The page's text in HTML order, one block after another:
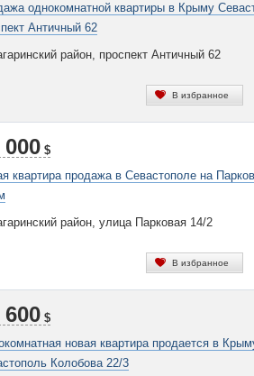
однокомнатной квартиры в Крыму
Античный 62
район, проспект Античный 62
В избранное
000 $
квартира продажа в Севастополе на
район, улица Парковая 14/2
В избранное
600 $
новая квартира продается в
Колобова 22/3